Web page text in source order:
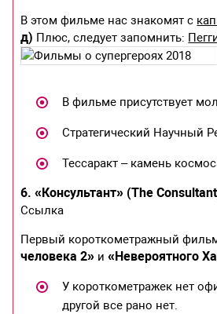
В этом фильме нас знакомят с
д) Плюс, следует запомнить:
В фильме присутствует
Стратегический Научный
Тессаракт – камень
6. «Консультант» (The
Ссылка
Первый короткометражный
человека 2» и«Невероятного
У короткометражек нет
другой все рано нет.